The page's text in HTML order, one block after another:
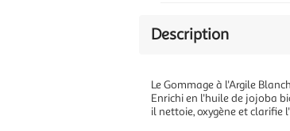
Description
Le Gommage à l'Argile
Enrichi en l'huile de jojoba
il nettoie, oxygène et clarifie